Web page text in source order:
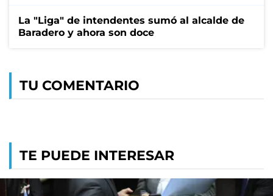
La "Liga" de intendentes sumó al alcalde de
Baradero y ahora son doce
TU COMENTARIO
TE PUEDE INTERESAR